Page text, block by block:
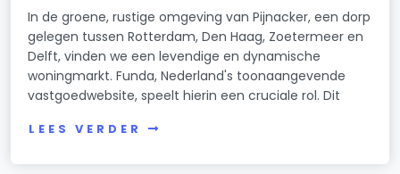
In de groene, rustige omgeving van Pijnacker, een dorp
gelegen tussen Rotterdam, Den Haag, Zoetermeer en
Delft, vinden we een levendige en dynamische
woningmarkt. Funda, Nederland's toonaangevende
vastgoedwebsite, speelt hierin een cruciale rol. Dit
LEES VERDER